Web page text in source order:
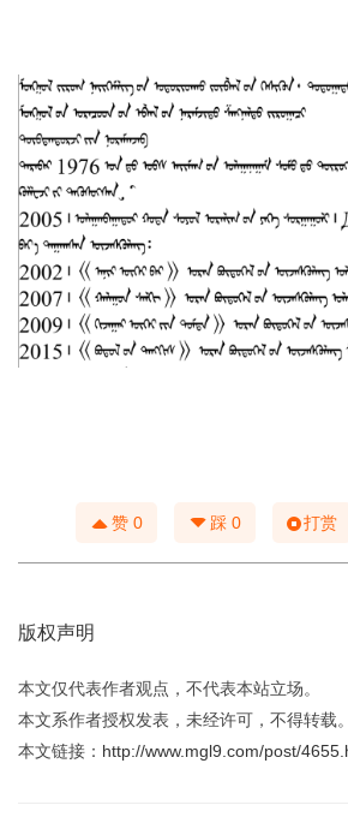
赞 0 踩 0 打赏
版权声明
本文仅代表作者观点，不代表本站立场。
本文系作者授权发表，未经许可，不得转载。
本文链接： http://www.mgl9.com/post/